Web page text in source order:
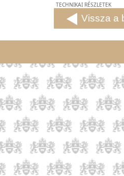
TECHNIKAI RÉSZLETEK
Vissza a